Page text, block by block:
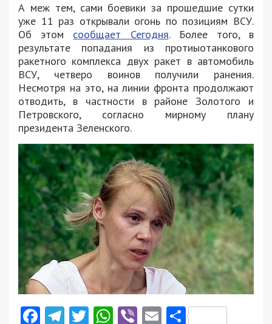
А меж тем, сами боевики за прошедшие сутки
уже 11 раз открывали огонь по позициям ВСУ.
Об этом сообщает Сегодня. Более того, в
результате попадания из протиыотанкового
ракетного комплекса двух ракет в автомобиль
ВСУ, четверо воинов получили ранения.
Несмотря на это, на линии фронта продолжают
отводить, в частности в районе Золотого и
Петровского, согласно мирному плану
президента Зеленского.
Facebook
Telegram
Twitter
WhatsApp
ViberEmail